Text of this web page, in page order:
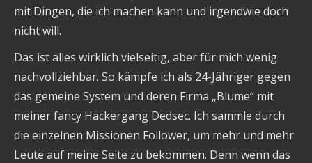
mit Dingen, die ich machen kann und irgendwie doch
nicht will.
Das ist alles wirklich vielseitig, aber für mich wenig
nachvollziehbar. So kämpfe ich als 24-Jähriger gegen
das gemeine System und deren Firma „Blume“ mit
meiner fancy Hackergang Dedsec. Ich sammle durch
die einzelnen Missionen Follower, um mehr und mehr
Leute auf meine Seite zu bekommen. Denn wenn das